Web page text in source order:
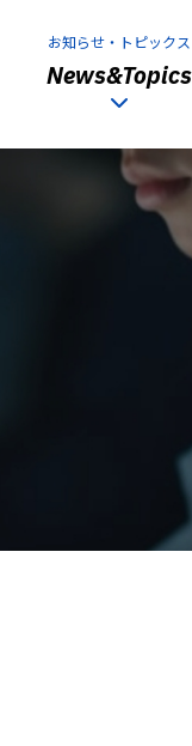
お知らせ・トピックス
News&Topics